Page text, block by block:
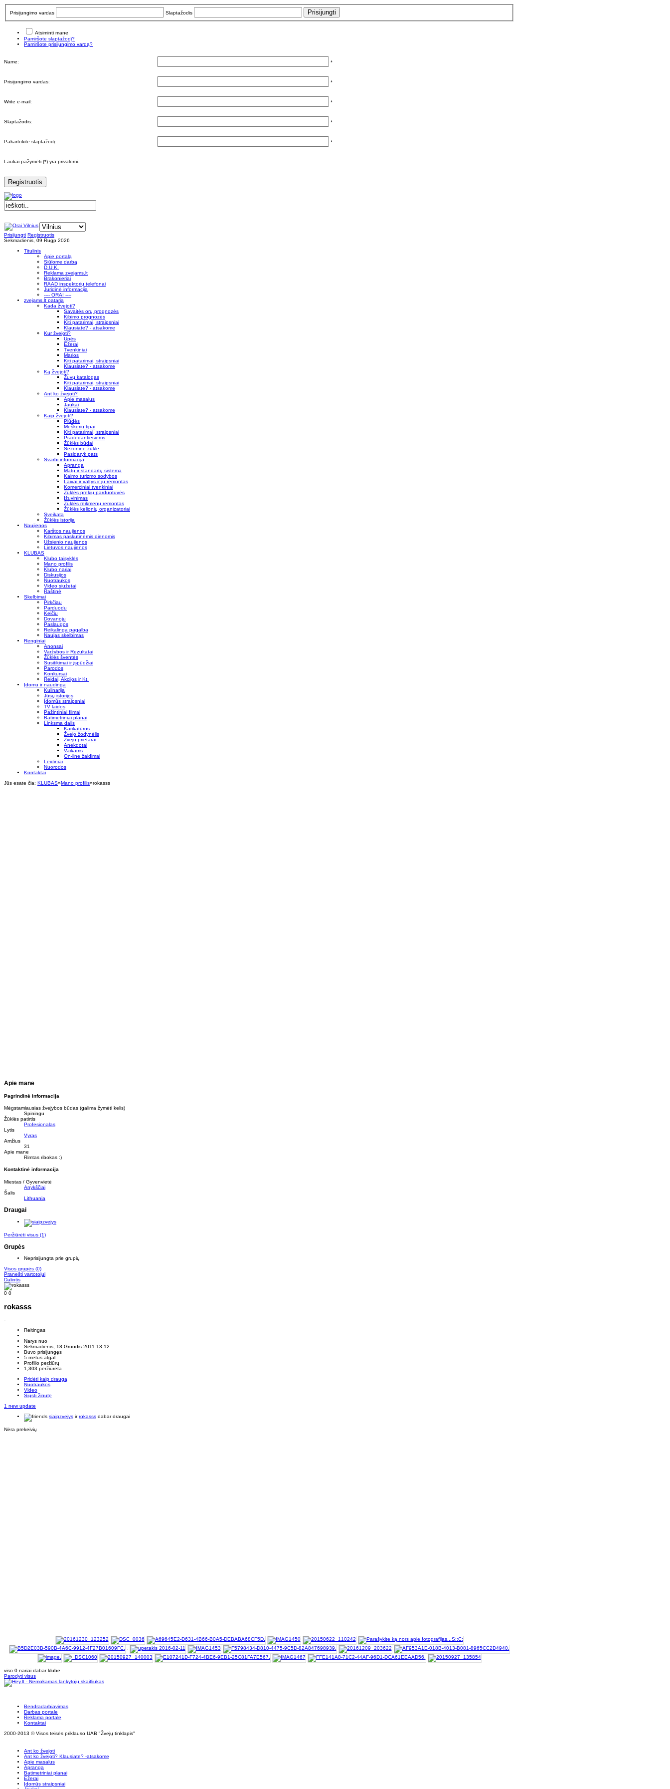
Prisijungimo vardas Slaptažodis
Atsiminti mane
Pamiršote slaptažodį?
Pamiršote prisijungimo vardą?
Name: *
Prisijungimo vardas: *
Write e-mail: *
Slaptažodis: *
Pakartokite slaptažodį: *
Laukai pažymėti (*) yra privalomi.
Registruotis
Prisijungti Registruotis
Sekmadienis, 09 Rugp 2026
Titulinis
Apie portalą
Siūlome darbą
D.U.K.
Reklama zvejams.lt
Brakonieriai
RAAD inspektorių telefonai
Juridinė informacija
---- ORAI ----
zvejams.lt pataria
Kada žvejoti?
Savaitės orų prognozės
Kibimo prognozės
Kiti patarimai, straipsniai
Klausiate? - atsakome
Kur žvejoti?
Upės
Ežerai
Tvenkiniai
Marios
Kiti patarimai, straipsniai
Klausiate? - atsakome
Ką žvejoti?
Žuvų katalogas
Kiti patarimai, straipsniai
Klausiate? - atsakome
Ant ko žvejoti?
Apie masalus
Jaukai
Klausiate? - atsakome
Kaip žvejoti?
Plūdės
Meškerių tipai
Kiti patarimai, straipsniai
Pradedantiesiems
Žūklės būdai
Sezoninė žūklė
Pasidaryk pats
Svarbi informacija
Apranga
Matų ir standartų sistema
Kaimo turizmo sodybos
Laivai ir valtys ir jų remontas
Komerciniai tvenkiniai
Žūklės prekių parduotuvės
Įžuvinimas
Žūklės reikmenų remontas
Žūklės kelionių organizatoriai
Sveikata
Žūklės istorija
Naujienos
Karštos naujienos
Kibimas paskutinėmis dienomis
Užsienio naujienos
Lietuvos naujienos
KLUBAS
Klubo taisyklės
Mano profilis
Klubo nariai
Diskusijos
Nuotraukos
Video siužetai
Raštinė
Skelbimai
Pirkčiau
Parduodu
Keičiu
Dovanoju
Paslaugos
Reikalinga pagalba
Naujas skelbimas
Renginiai
Anonsai
Varžybos ir Rezultatai
Žūklės šventės
Susitikimai ir įspūdžiai
Parodos
Konkursai
Reidai, Akcijos ir Kt.
Įdomu ir naudinga
Kulinarija
Jūsų istorijos
Įdomūs straipsniai
TV laidos
Pažintiniai filmai
Batimetriniai planai
Linksma dalis
Karikatūros
Žvejo žodynėlis
Žvejų prietarai
Anekdotai
Vaikams
On-line žaidimai
Leidiniai
Nuorodos
Kontaktai
Jūs esate čia: KLUBAS»Mano profilis»rokasss
Apie mane
Pagrindinė informacija
Mėgstamiausias žvejybos būdas (galima žymėti kelis)
Spiningu
Žūklės patirtis
Profesionalas
Lytis
Vyras
Amžius
31
Apie mane
Rimtas ribokas :)
Kontaktinė informacija
Miestas / Gyvenvietė
Anykščiai
Šalis
Lithuania
Draugai
Peržiūrėti visus (1)
Grupės
Neprisijungta prie grupių
Visos grupės (0)
Pranešti vartotojui
Dalintis
0 0
rokasss
-
Reitingas
Narys nuo
Sekmadienis, 18 Gruodis 2011 13:12
Buvo prisijungęs
5 metus atgal
Profilio peržiūrų
1,303 peržiūrėta
Pridėti kaip draugą
Nuotraukos
Video
Siųsti žinutę
1 new update
siaipzvejys irrokasss dabar draugai
Nėra prekeivių
viso 0 nariai dabar klube
Parodyti visus
Bendradarbiavimas
Darbas portale
Reklama portale
Kontaktai
2000-2013 © Visos teisės priklauso UAB "Žvejų tinklapis"
Ant ko žvejoti
Ant ko žvejoti? Klausiate? -atsakome
Apie masalus
Apranga
Batimetriniai planai
Ežerai
Įdomūs straipsniai